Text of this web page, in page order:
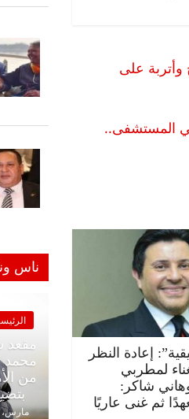
ارتفاع في الحرارة 8 درجات ورياح وأتربة على
يوما في الحبس الاحتياطي.. وزوجته: قضى 55 يوما في المستشفى..
إعادة النظر
لمطربي
شاكر:
ثم غنى عاريًا
ناس
الرئيسية ناس وناس
مقعد شاغر على الإفطار
رمضان.. د. عبدالخالق
اقتصادي في انتظار حلم
الحبايب
22 فبراير، 2026